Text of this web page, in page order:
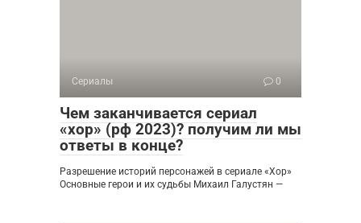
Сериалы 0
Чем заканчивается сериал
«хор» (рф 2023)? получим ли мы
ответы в конце?
Разрешение историй персонажей в сериале «Хор»
Основные герои и их судьбы Михаил Галустян —